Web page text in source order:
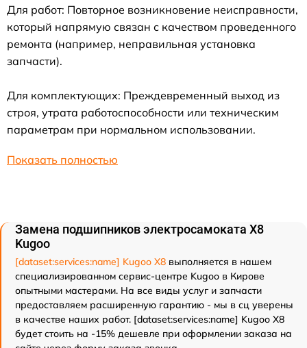
Для работ: Повторное возникновение неисправности,
который напрямую связан с качеством проведенного
ремонта (например, неправильная установка
запчасти).
Для комплектующих: Преждевременный выход из
строя, утрата работоспособности или техническим
параметрам при нормальном использовании.
Показать полностью
Замена подшипников электросамоката X8
Kugoo
[dataset:services:name] Kugoo X8 выполняется в нашем
специализированном сервис-центре Kugoo в Кирове
опытными мастерами. На все виды услуг и запчасти
предоставляем расширенную гарантию - мы в сц уверены
в качестве наших работ. [dataset:services:name] Kugoo X8
будет стоить на -15% дешевле при оформлении заказа на